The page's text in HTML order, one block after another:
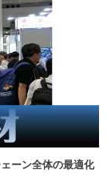
ーン全体の最適化